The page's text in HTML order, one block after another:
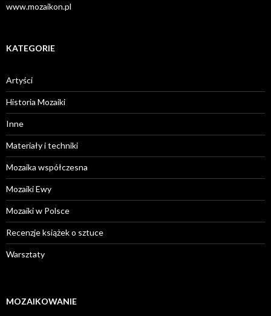
www.mozaikon.pl
KATEGORIE
Artyści
Historia Mozaiki
Inne
Materiały i techniki
Mozaika współczesna
Mozaiki Ewy
Mozaiki w Polsce
Recenzje książek o sztuce
Warsztaty
MOZAIKOWANIE